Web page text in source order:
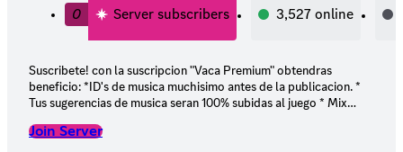
0 Server subscribers 3,527 online
Suscribete! con la suscripcion "Vaca Premium" obtendras
beneficio: *ID's de musica muchisimo antes de la publicacion. *
Tus sugerencias de musica seran 100% subidas al juego * Mix
Join Server